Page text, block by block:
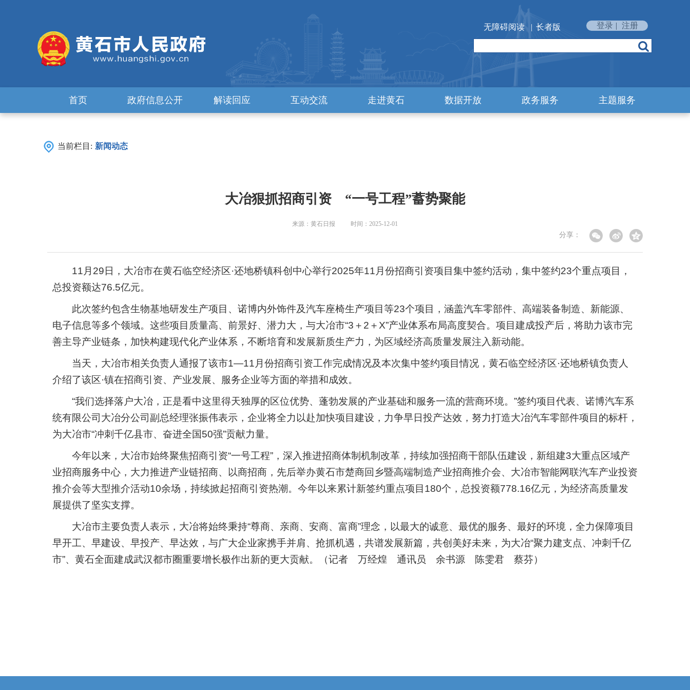
无障碍阅读 | 长者版 登录 | 注册
首页 政府信息公开 解读回应 互动交流 走进黄石 数据开放 政务服务 主题服务
当前栏目: 新闻动态
大冶狠抓招商引资 “一号工程”蓄势聚能
来源：黄石日报 时间：2025-12-01
分享：
11月29日，大冶市在黄石临空经济区·还地桥镇科创中心举行2025年11月份招商引资项目集中签约活动，集中签约23个重点项目，
总投资额达76.5亿元。
此次签约包含生物基地研发生产项目、诺博内外饰件及汽车座椅生产项目等23个项目，涵盖汽车零部件、高端装备制造、新能源、
电子信息等多个领域。这些项目质量高、前景好、潜力大，与大冶市“3＋2＋X”产业体系布局高度契合。项目建成投产后，将助力该市完
善主导产业链条，加快构建现代化产业体系，不断培育和发展新质生产力，为区域经济高质量发展注入新动能。
当天，大冶市相关负责人通报了该市1—11月份招商引资工作完成情况及本次集中签约项目情况，黄石临空经济区·还地桥镇负责人
介绍了该区·镇在招商引资、产业发展、服务企业等方面的举措和成效。
“我们选择落户大冶，正是看中这里得天独厚的区位优势、蓬勃发展的产业基础和服务一流的营商环境。”签约项目代表、诺博汽车系
统有限公司大冶分公司副总经理张振伟表示，企业将全力以赴加快项目建设，力争早日投产达效，努力打造大冶汽车零部件项目的标杆，
为大冶市“冲刺千亿县市、奋进全国50强”贡献力量。
今年以来，大冶市始终聚焦招商引资“一号工程”，深入推进招商体制机制改革，持续加强招商干部队伍建设，新组建3大重点区域产
业招商服务中心，大力推进产业链招商、以商招商，先后举办黄石市楚商回乡暨高端制造产业招商推介会、大冶市智能网联汽车产业投资
推介会等大型推介活动10余场，持续掀起招商引资热潮。今年以来累计新签约重点项目180个，总投资额778.16亿元，为经济高质量发
展提供了坚实支撑。
大冶市主要负责人表示，大冶将始终秉持“尊商、亲商、安商、富商”理念，以最大的诚意、最优的服务、最好的环境，全力保障项目
早开工、早建设、早投产、早达效，与广大企业家携手并肩、抢抓机遇，共谱发展新篇，共创美好未来，为大冶“聚力建支点、冲刺千亿
市”、黄石全面建成武汉都市圈重要增长极作出新的更大贡献。
（记者 万经煌 通讯员 余书源 陈雯君 蔡芬）